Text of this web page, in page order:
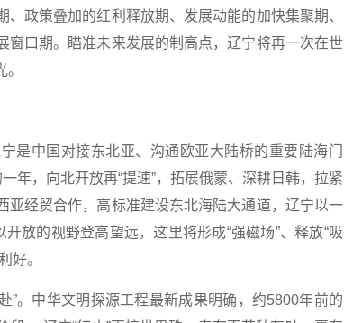
政策叠加的红利释放期、发展动能的加快集聚期、
窗口期。瞄准未来发展的制高点，辽宁将再一次在世
中国对接东北亚、沟通欧亚大陆桥的重要陆海门
年，向北开放再“提速”，拓展俄蒙、深耕日韩，拉紧
亚经贸合作，高标准建设东北海陆大通道，辽宁以一
放的视野登高望远，这里将形成“强磁场”、释放“吸
好。
。中华文明探源工程最新成果明确，约5800年前的